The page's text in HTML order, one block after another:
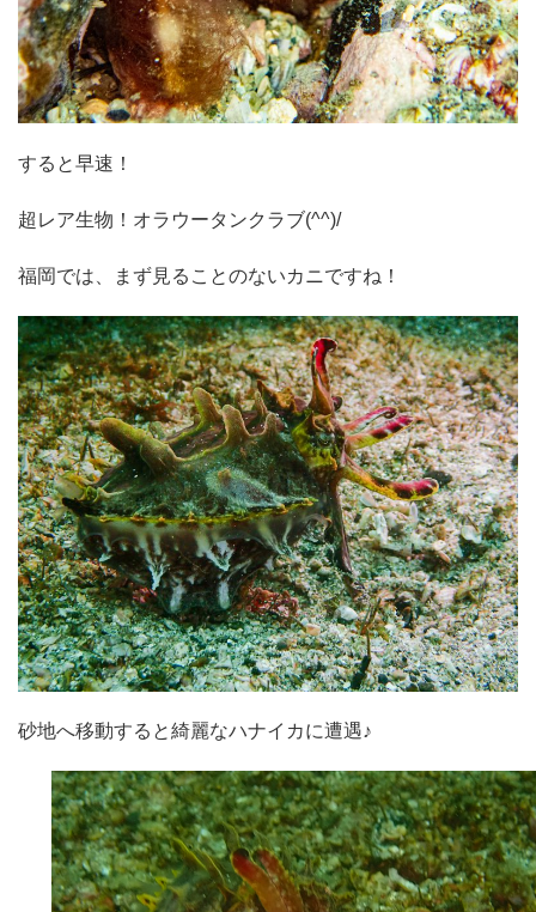
すると早速！
超レア生物！オラウータンクラブ(^^)/
福岡では、まず見ることのないカニですね！
砂地へ移動すると綺麗なハナイカに遭遇♪